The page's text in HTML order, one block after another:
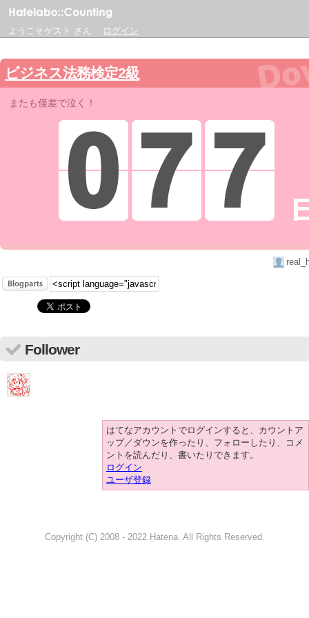
ようこそゲスト さん ログイン
ビジネス法務検定2級
またも僅差で泣く！
Follower
はてなアカウントでログインすると、カウントア
ップ／ダウンを作ったり、フォローしたり、コメ
ントを読んだり、書いたりできます。
ログイン
ユーザ登録
Copyright (C) 2008 - 2022 Hatena. All Rights Reserved.